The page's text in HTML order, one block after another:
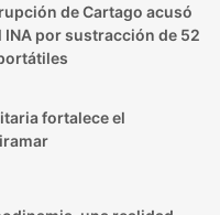
de Cartago acusó
INA por sustracción de 52
fortalece el